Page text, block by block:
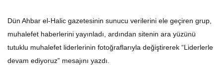
Dün Ahbar el-Halic gazetesinin sunucu verilerini ele geçiren grup,
muhalefet haberlerini yayınladı, ardından sitenin ara yüzünü
tutuklu muhalefet liderlerinin fotoğraflarıyla değiştirerek “Liderlerle
devam ediyoruz” mesajını yazdı.